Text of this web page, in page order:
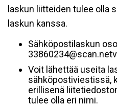
laskun liitteiden tulee olla
laskun kanssa.
Sähköpostilaskun
Voit lähettää useita
sähköpostiviestissä,
erillisenä
tulee olla eri nimi.